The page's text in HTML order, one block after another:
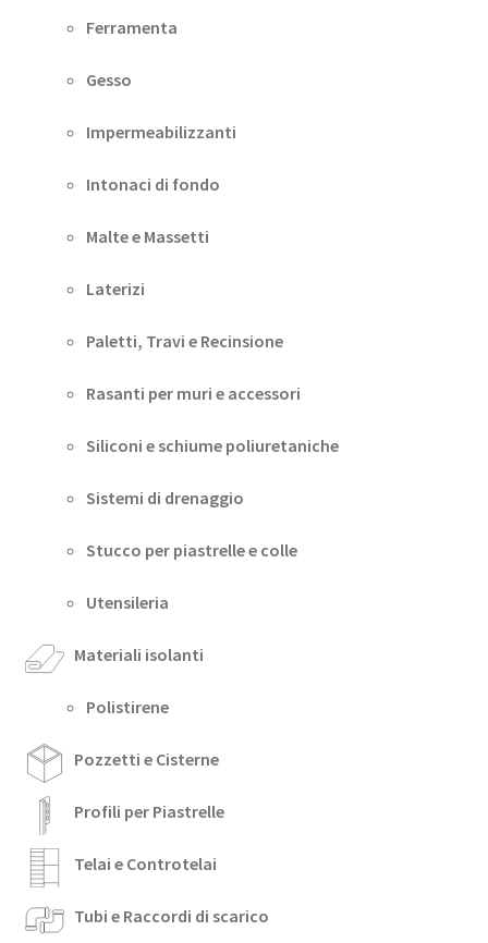
Ferramenta
Gesso
Impermeabilizzanti
Intonaci di fondo
Malte e Massetti
Laterizi
Paletti, Travi e Recinsione
Rasanti per muri e accessori
Siliconi e schiume poliuretaniche
Sistemi di drenaggio
Stucco per piastrelle e colle
Utensileria
Materiali isolanti
Polistirene
Pozzetti e Cisterne
Profili per Piastrelle
Telai e Controtelai
Tubi e Raccordi di scarico